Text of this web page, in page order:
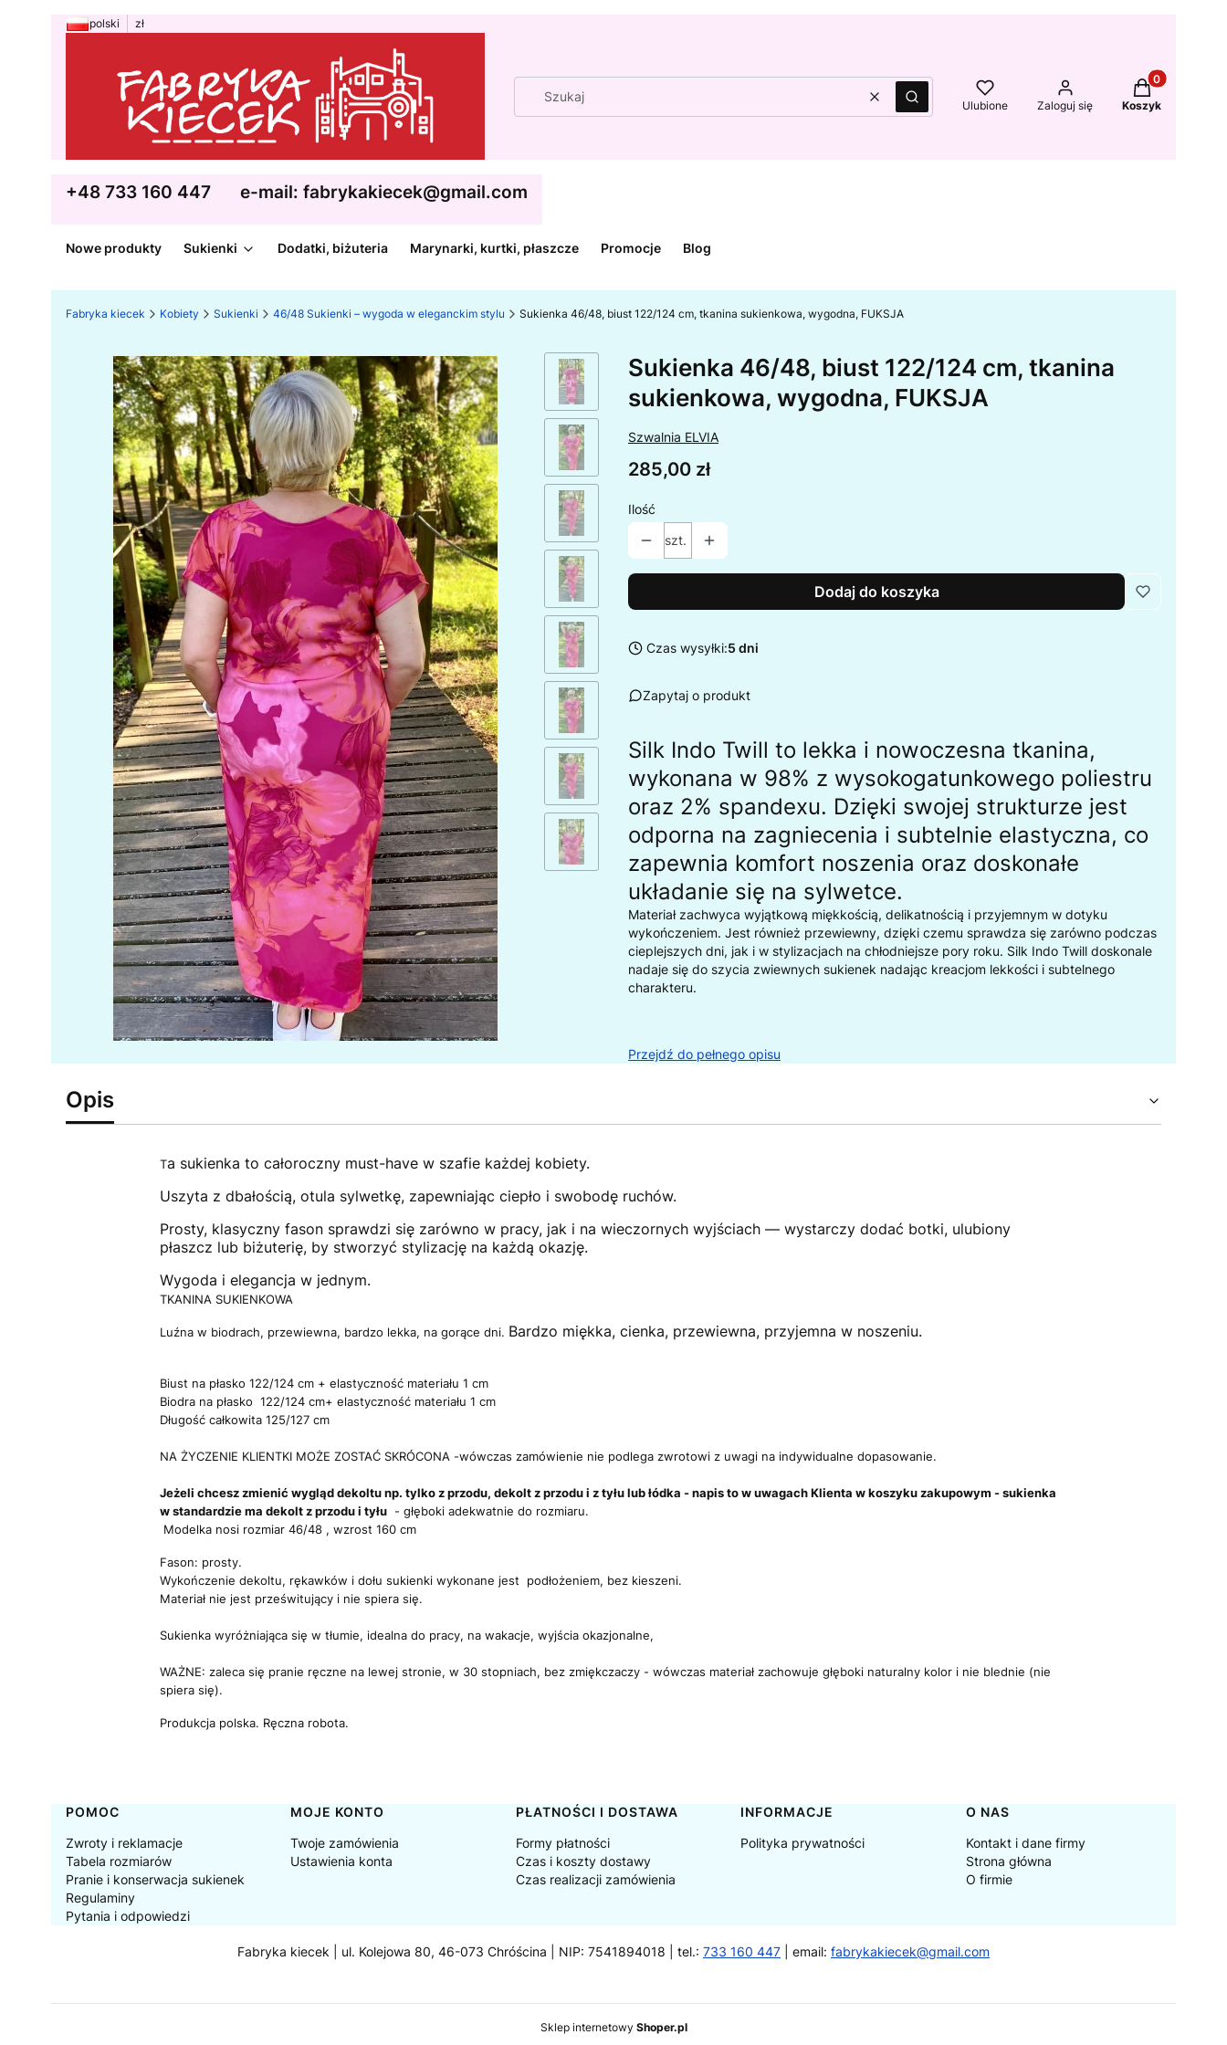
polski zł
WyczyśćSzukaj Ulubione Zaloguj się
Produkty w
Koszyk
+48 733 160 447 e-mail: fabrykakiecek@gmail.com
Nowe produkty Sukienki Dodatki, biżuteria Marynarki, kurtki, płaszcze Promocje Blog
Fabryka kiecek Kobiety Sukienki 46/48 Sukienki – wygoda w eleganckim stylu Sukienka 46/48, biust 122/124 cm, tkanina sukienkowa, wygodna, FUKSJA
Sukienka 46/48, biust 122/124 cm, tkanina
sukienkowa, wygodna, FUKSJA
Szwalnia ELVIA
Cena
285,00 zł
Ilość
szt.
Dodaj do koszyka
Czas wysyłki:5 dni
Zapytaj o produkt
Silk Indo Twill to lekka i nowoczesna tkanina,
wykonana w 98% z wysokogatunkowego poliestru
oraz 2% spandexu. Dzięki swojej strukturze jest
odporna na zagniecenia i subtelnie elastyczna, co
zapewnia komfort noszenia oraz doskonałe
układanie się na sylwetce.
Materiał zachwyca wyjątkową miękkością, delikatnością i przyjemnym w dotyku
wykończeniem. Jest również przewiewny, dzięki czemu sprawdza się zarówno podczas
cieplejszych dni, jak i w stylizacjach na chłodniejsze pory roku. Silk Indo Twill doskonale
nadaje się do szycia zwiewnych sukienek nadając kreacjom lekkości i subtelnego
charakteru.
Przejdź do pełnego opisu
Opis
Ta sukienka to całoroczny must-have w szafie każdej kobiety.
Uszyta z dbałością, otula sylwetkę, zapewniając ciepło i swobodę ruchów.
Prosty, klasyczny fason sprawdzi się zarówno w pracy, jak i na wieczornych wyjściach — wystarczy dodać botki, ulubiony
płaszcz lub biżuterię, by stworzyć stylizację na każdą okazję.
Wygoda i elegancja w jednym.
TKANINA SUKIENKOWA
Luźna w biodrach, przewiewna, bardzo lekka, na gorące dni. Bardzo miękka, cienka, przewiewna, przyjemna w noszeniu.
Biust na płasko 122/124 cm + elastyczność materiału 1 cm
Biodra na płasko 122/124 cm+ elastyczność materiału 1 cm
Długość całkowita 125/127 cm
NA ŻYCZENIE KLIENTKI MOŻE ZOSTAĆ SKRÓCONA -wówczas zamówienie nie podlega zwrotowi z uwagi na indywidualne dopasowanie.
Jeżeli chcesz zmienić wygląd dekoltu np. tylko z przodu, dekolt z przodu i z tyłu lub łódka - napis to w uwagach Klienta w koszyku zakupowym - sukienka
w standardzie ma dekolt z przodu i tyłu- głęboki adekwatnie do rozmiaru.
Modelka nosi rozmiar 46/48 , wzrost 160 cm
Fason: prosty.
Wykończenie dekoltu, rękawków i dołu sukienki wykonane jest podłożeniem, bez kieszeni.
Materiał nie jest prześwitujący i nie spiera się.
Sukienka wyróżniająca się w tłumie, idealna do pracy, na wakacje, wyjścia okazjonalne,
WAŻNE: zaleca się pranie ręczne na lewej stronie, w 30 stopniach, bez zmiękczaczy - wówczas materiał zachowuje głęboki naturalny kolor i nie blednie (nie
spiera się).
Produkcja polska. Ręczna robota.
Linki w stopce
POMOC
Zwroty i reklamacje
Tabela rozmiarów
Pranie i konserwacja sukienek
Regulaminy
Pytania i odpowiedzi
MOJE KONTO
Twoje zamówienia
Ustawienia konta
PŁATNOŚCI I DOSTAWA
Formy płatności
Czas i koszty dostawy
Czas realizacji zamówienia
INFORMACJE
Polityka prywatności
O NAS
Kontakt i dane firmy
Strona główna
O firmie
Fabryka kiecek | ul. Kolejowa 80, 46-073 Chróścina | NIP: 7541894018 | tel.: 733 160 447 | email: fabrykakiecek@gmail.com
Sklep internetowy Shoper.pl